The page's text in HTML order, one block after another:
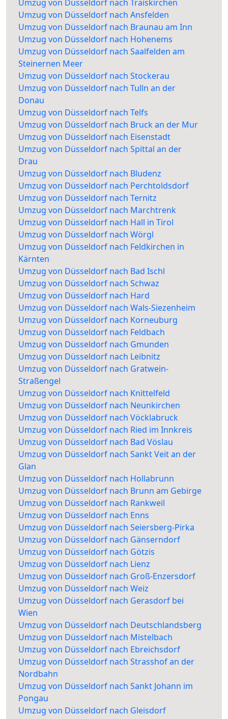
Umzug von Düsseldorf nach Traiskirchen
Umzug von Düsseldorf nach Ansfelden
Umzug von Düsseldorf nach Braunau am Inn
Umzug von Düsseldorf nach Hohenems
Umzug von Düsseldorf nach Saalfelden am
Steinernen Meer
Umzug von Düsseldorf nach Stockerau
Umzug von Düsseldorf nach Tulln an der
Donau
Umzug von Düsseldorf nach Telfs
Umzug von Düsseldorf nach Bruck an der Mur
Umzug von Düsseldorf nach Eisenstadt
Umzug von Düsseldorf nach Spittal an der
Drau
Umzug von Düsseldorf nach Bludenz
Umzug von Düsseldorf nach Perchtoldsdorf
Umzug von Düsseldorf nach Ternitz
Umzug von Düsseldorf nach Marchtrenk
Umzug von Düsseldorf nach Hall in Tirol
Umzug von Düsseldorf nach Wörgl
Umzug von Düsseldorf nach Feldkirchen in
Kärnten
Umzug von Düsseldorf nach Bad Ischl
Umzug von Düsseldorf nach Schwaz
Umzug von Düsseldorf nach Hard
Umzug von Düsseldorf nach Wals-Siezenheim
Umzug von Düsseldorf nach Korneuburg
Umzug von Düsseldorf nach Feldbach
Umzug von Düsseldorf nach Gmunden
Umzug von Düsseldorf nach Leibnitz
Umzug von Düsseldorf nach Gratwein-
Straßengel
Umzug von Düsseldorf nach Knittelfeld
Umzug von Düsseldorf nach Neunkirchen
Umzug von Düsseldorf nach Vöcklabruck
Umzug von Düsseldorf nach Ried im Innkreis
Umzug von Düsseldorf nach Bad Vöslau
Umzug von Düsseldorf nach Sankt Veit an der
Glan
Umzug von Düsseldorf nach Hollabrunn
Umzug von Düsseldorf nach Brunn am Gebirge
Umzug von Düsseldorf nach Rankweil
Umzug von Düsseldorf nach Enns
Umzug von Düsseldorf nach Seiersberg-Pirka
Umzug von Düsseldorf nach Gänserndorf
Umzug von Düsseldorf nach Götzis
Umzug von Düsseldorf nach Lienz
Umzug von Düsseldorf nach Groß-Enzersdorf
Umzug von Düsseldorf nach Weiz
Umzug von Düsseldorf nach Gerasdorf bei
Wien
Umzug von Düsseldorf nach Deutschlandsberg
Umzug von Düsseldorf nach Mistelbach
Umzug von Düsseldorf nach Ebreichsdorf
Umzug von Düsseldorf nach Strasshof an der
Nordbahn
Umzug von Düsseldorf nach Sankt Johann im
Pongau
Umzug von Düsseldorf nach Gleisdorf